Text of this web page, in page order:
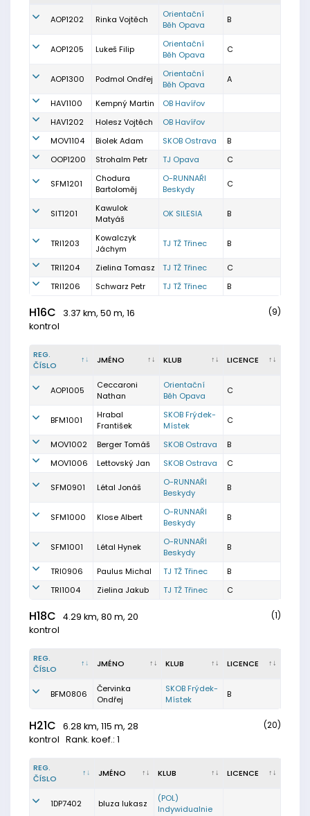
AOP1202 Rinka Vojtěch
Orientační
Běh Opava
B
AOP1205 Lukeš Filip
Orientační
Běh Opava
C
AOP1300 Podmol Ondřej
Orientační
Běh Opava
A
HAV1100 Kempný Martin
OB Havířov
HAV1202
Holesz Vojtěch
OB Havířov
MOV1104
Biolek Adam SKOB Ostrava
B
OOP1200
Strohalm Petr TJ Opava C
SFM1201
Chodura
Bartoloměj
O-RUNNAŘI
Beskydy
C
SIT1201
Kawulok
Matyáš
OK SILESIA B
TRI1203
Kowalczyk
Jáchym
TJ TŽ Třinec B
TRI1204 Zielina Tomasz TJ TŽ Třinec
C
TRI1206
Schwarz Petr TJ TŽ Třinec B
H16C
3.37 km, 50 m, 16
kontrol
(9)
REG.
ČÍSLO
JMÉNO KLUB LICENCE
AOP1005
Ceccaroni
Nathan
Orientační
Běh Opava
C
BFM1001
Hrabal
František
SKOB Frýdek-
Místek
C
MOV1002 Berger Tomáš SKOB Ostrava
B
MOV1006
Lettovský Jan SKOB Ostrava C
SFM0901 Létal Jonáš
O-RUNNAŘI
Beskydy
B
SFM1000 Klose Albert
O-RUNNAŘI
Beskydy
B
SFM1001 Létal Hynek
O-RUNNAŘI
Beskydy
B
TRI0906 Paulus Michal TJ TŽ Třinec
B
TRI1004
Zielina Jakub TJ TŽ Třinec C
H18C
4.29 km, 80 m, 20
kontrol
(1)
REG.
ČÍSLO
JMÉNO KLUB LICENCE
BFM0806
Červinka
Ondřej
SKOB Frýdek-
Místek
B
H21C
6.28 km, 115 m, 28
kontrol Rank. koef.: 1
(20)
REG.
ČÍSLO
JMÉNO KLUB LICENCE
1DP7402 bluza lukasz
(POL)
Indywidualnie